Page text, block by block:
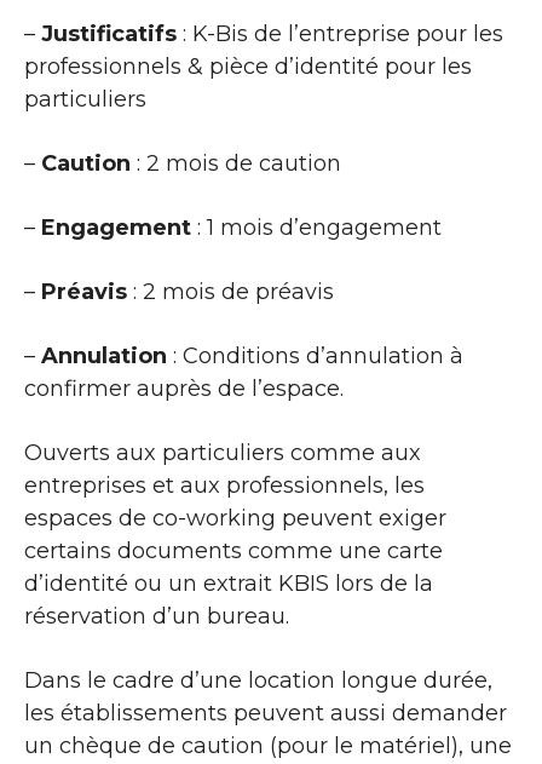
– Justificatifs : K-Bis de l’entreprise pour les
professionnels & pièce d’identité pour les
particuliers
– Caution : 2 mois de caution
– Engagement : 1 mois d’engagement
– Préavis : 2 mois de préavis
– Annulation : Conditions d’annulation à
confirmer auprès de l’espace.
Ouverts aux particuliers comme aux
entreprises et aux professionnels, les
espaces de co-working peuvent exiger
certains documents comme une carte
d’identité ou un extrait KBIS lors de la
réservation d’un bureau.
Dans le cadre d’une location longue durée,
les établissements peuvent aussi demander
un chèque de caution (pour le matériel), une